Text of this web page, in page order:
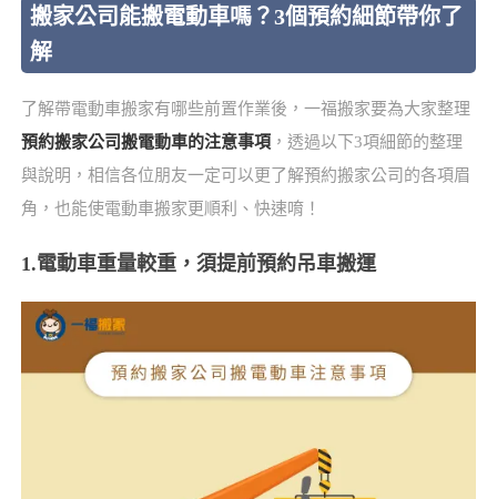
搬家公司能搬電動車嗎？3個預約細節帶你了
解
了解帶電動車搬家有哪些前置作業後，一福搬家要為大家整理
預約搬家公司搬電動車的注意事項，透過以下3項細節的整理
與說明，相信各位朋友一定可以更了解預約搬家公司的各項眉
角，也能使電動車搬家更順利、快速唷！
1.電動車重量較重，須提前預約吊車搬運